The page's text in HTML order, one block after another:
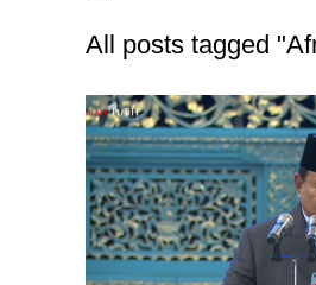
All posts tagged